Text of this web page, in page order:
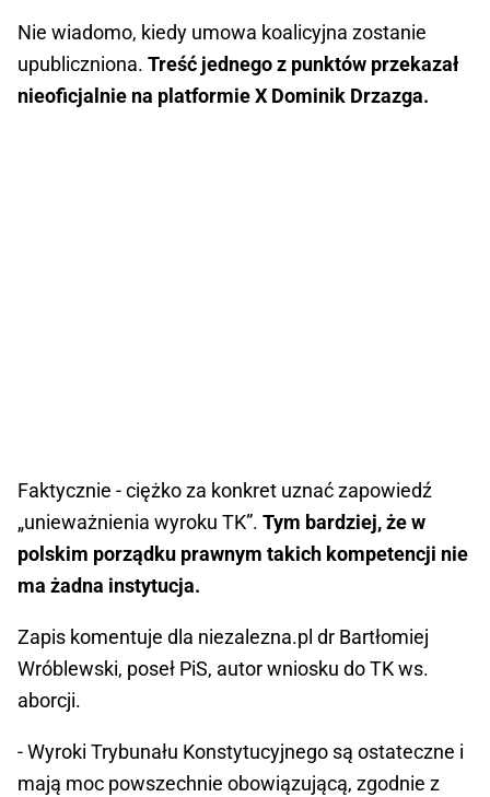
Nie wiadomo, kiedy umowa koalicyjna zostanie
upubliczniona. Treść jednego z punktów przekazał
nieoficjalnie na platformie X Dominik Drzazga.
Faktycznie - ciężko za konkret uznać zapowiedź
„unieważnienia wyroku TK”. Tym bardziej, że w
polskim porządku prawnym takich kompetencji nie
ma żadna instytucja.
Zapis komentuje dla niezalezna.pl dr Bartłomiej
Wróblewski, poseł PiS, autor wniosku do TK ws.
aborcji.
- Wyroki Trybunału Konstytucyjnego są ostateczne i
mają moc powszechnie obowiązującą, zgodnie z